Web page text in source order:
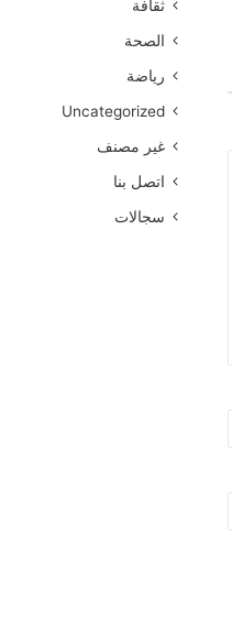
ثقافة
الصحة
رياضة
Uncategorized
غير مصنف
اتصل بنا
سجالات